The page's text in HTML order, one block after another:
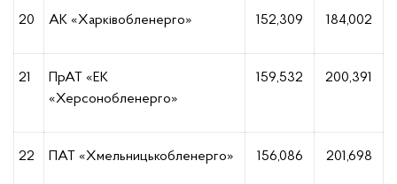
20 АК «Харківобленерго» 152,309 184,002
21
ПрАТ «ЕК
«Херсонобленерго»
159,532 200,391
22 ПАТ «Хмельницькобленерго» 156,086 201,698